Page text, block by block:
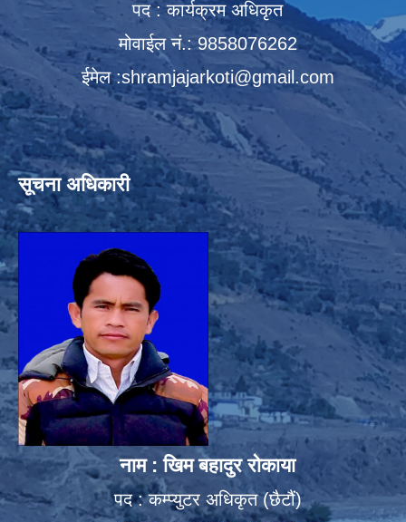
पद : कार्यक्रम अधिकृत
मोवाईल नं.: 9858076262
ईमेल :shramjajarkoti@gmail.com
सूचना अधिकारी
नाम : खिम बहादुर रोकाया
पद : कम्प्युटर अधिकृत (छैटौं)